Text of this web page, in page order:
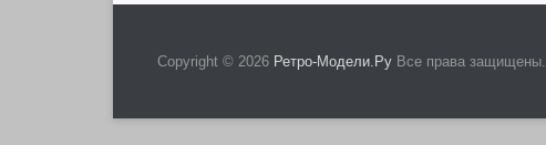
Copyright © 2026 Ретро-Модели.Ру Все права защищены.